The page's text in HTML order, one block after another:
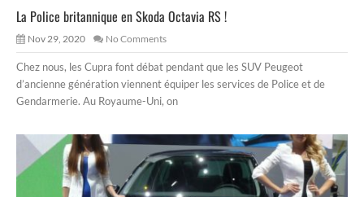
La Police britannique en Skoda Octavia RS !
Nov 29, 2020 No Comments
Chez nous, les Cupra font débat pendant que les SUV Peugeot
d’ancienne génération viennent équiper les services de Police et de
Gendarmerie. Au Royaume-Uni, on